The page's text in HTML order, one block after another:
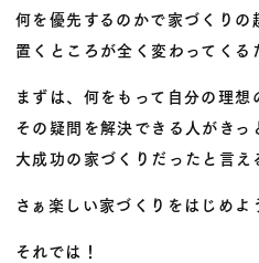
何を優先するのかで家づくりの
置くところが全く変わってくる
まずは、何をもって自分の理想
その疑問を解決できる人がきっ
大成功の家づくりだったと言え
さぁ楽しい家づくりをはじめよ
それでは！